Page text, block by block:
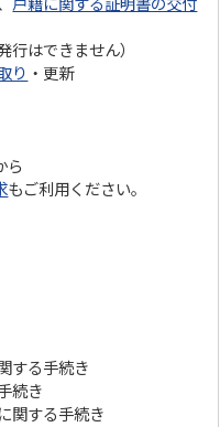
戸籍に関する証明書の交付
行はできません）
り ・更新
ら
もご利用ください。
する手続き
続き
関する手続き